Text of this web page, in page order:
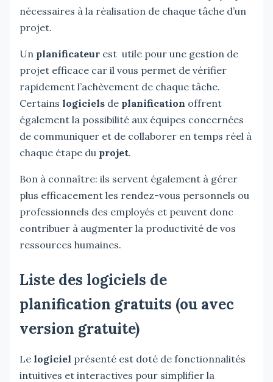
nécessaires à la réalisation de chaque tâche d’un
projet.
Un planificateur est utile pour une gestion de
projet efficace car il vous permet de vérifier
rapidement l’achèvement de chaque tâche.
Certains logiciels de planification offrent
également la possibilité aux équipes concernées
de communiquer et de collaborer en temps réel à
chaque étape du projet.
Bon à connaître: ils servent également à gérer
plus efficacement les rendez-vous personnels ou
professionnels des employés et peuvent donc
contribuer à augmenter la productivité de vos
ressources humaines.
Liste des logiciels de
planification gratuits (ou avec
version gratuite)
Le logiciel présenté est doté de fonctionnalités
intuitives et interactives pour simplifier la